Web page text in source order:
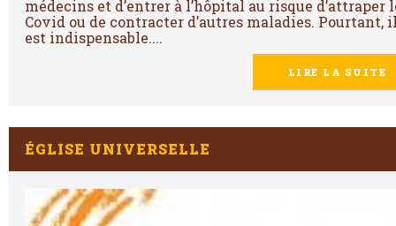
médecins et d’entrer à l’hôpital au risque d’attraper
Covid ou de contracter d’autres maladies. Pourtant,
est indispensable....
LIRE LA SUITE
ÉGLISE UNIVERSELLE